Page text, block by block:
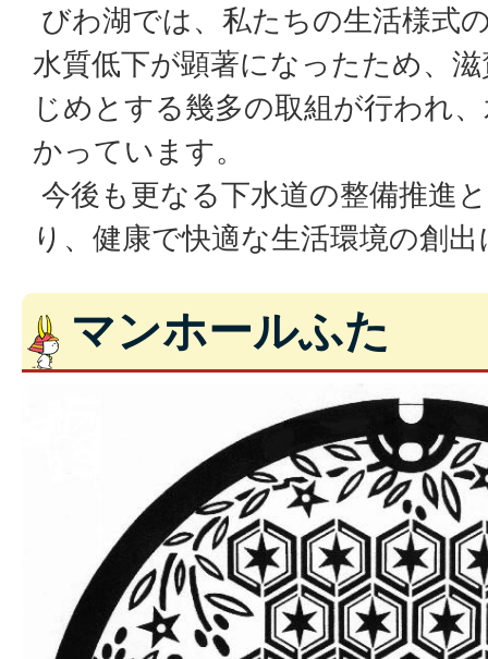
びわ湖では、私たちの生活様式
水質低下が顕著になったため、
じめとする幾多の取組が行われ
かっています。
今後も更なる下水道の整備推進
り、健康で快適な生活環境の創
マンホールふた